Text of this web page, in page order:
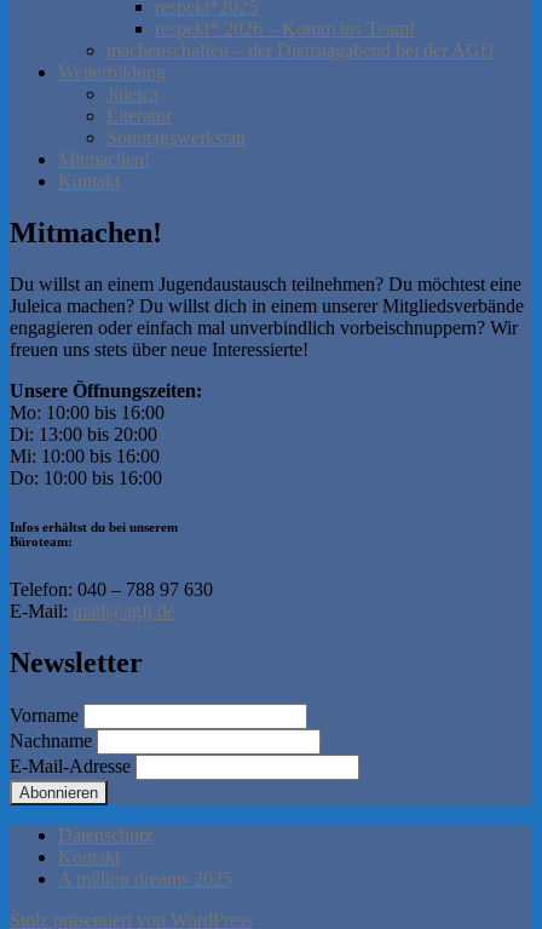
respekt*2025
respekt* 2026 – Komm ins Team!
machenschaften – der Dienstagabend bei der AGfJ
Weiterbildung
Juleica
Literatur
Sonntagswerkstatt
Mitmachen!
Kontakt
Mitmachen!
Du willst an einem Jugendaustausch teilnehmen? Du möchtest eine
Juleica machen? Du willst dich in einem unserer Mitgliedsverbände
engagieren oder einfach mal unverbindlich vorbeischnuppern? Wir
freuen uns stets über neue Interessierte!
Unsere Öffnungszeiten:
Mo: 10:00 bis 16:00
Di: 13:00 bis 20:00
Mi: 10:00 bis 16:00
Do: 10:00 bis 16:00
Infos erhältst du bei unserem
Büroteam:
Telefon: 040 – 788 97 630
E-Mail: mail@agfj.de
Newsletter
Vorname
Nachname
E-Mail-Adresse
Datenschutz
Kontakt
A million dreams 2025
Stolz präsentiert von WordPress